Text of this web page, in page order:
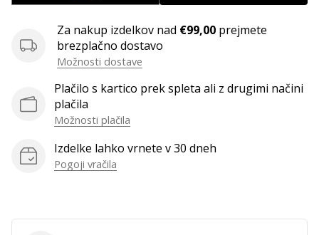
Pridružite
se
našemu…
Prikaži
članke
Za nakup izdelkov nad €99,00 prejmete
brezplačno dostavo
Možnosti dostave
Plačilo s kartico prek spleta ali z drugimi načini
plačila
Možnosti plačila
Izdelke lahko vrnete v 30 dneh
Pogoji vračila